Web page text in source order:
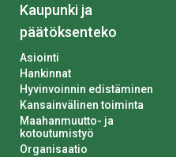
Kaupunki ja
päätöksenteko
Asiointi
Hankinnat
Hyvinvoinnin edistäminen
Kansainvälinen toiminta
Maahanmuutto- ja
kotoutumistyö
Organisaatio